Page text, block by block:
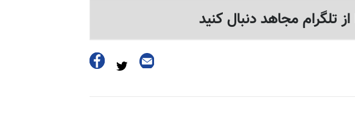
از تلگرام مجاهد دنبال کنید